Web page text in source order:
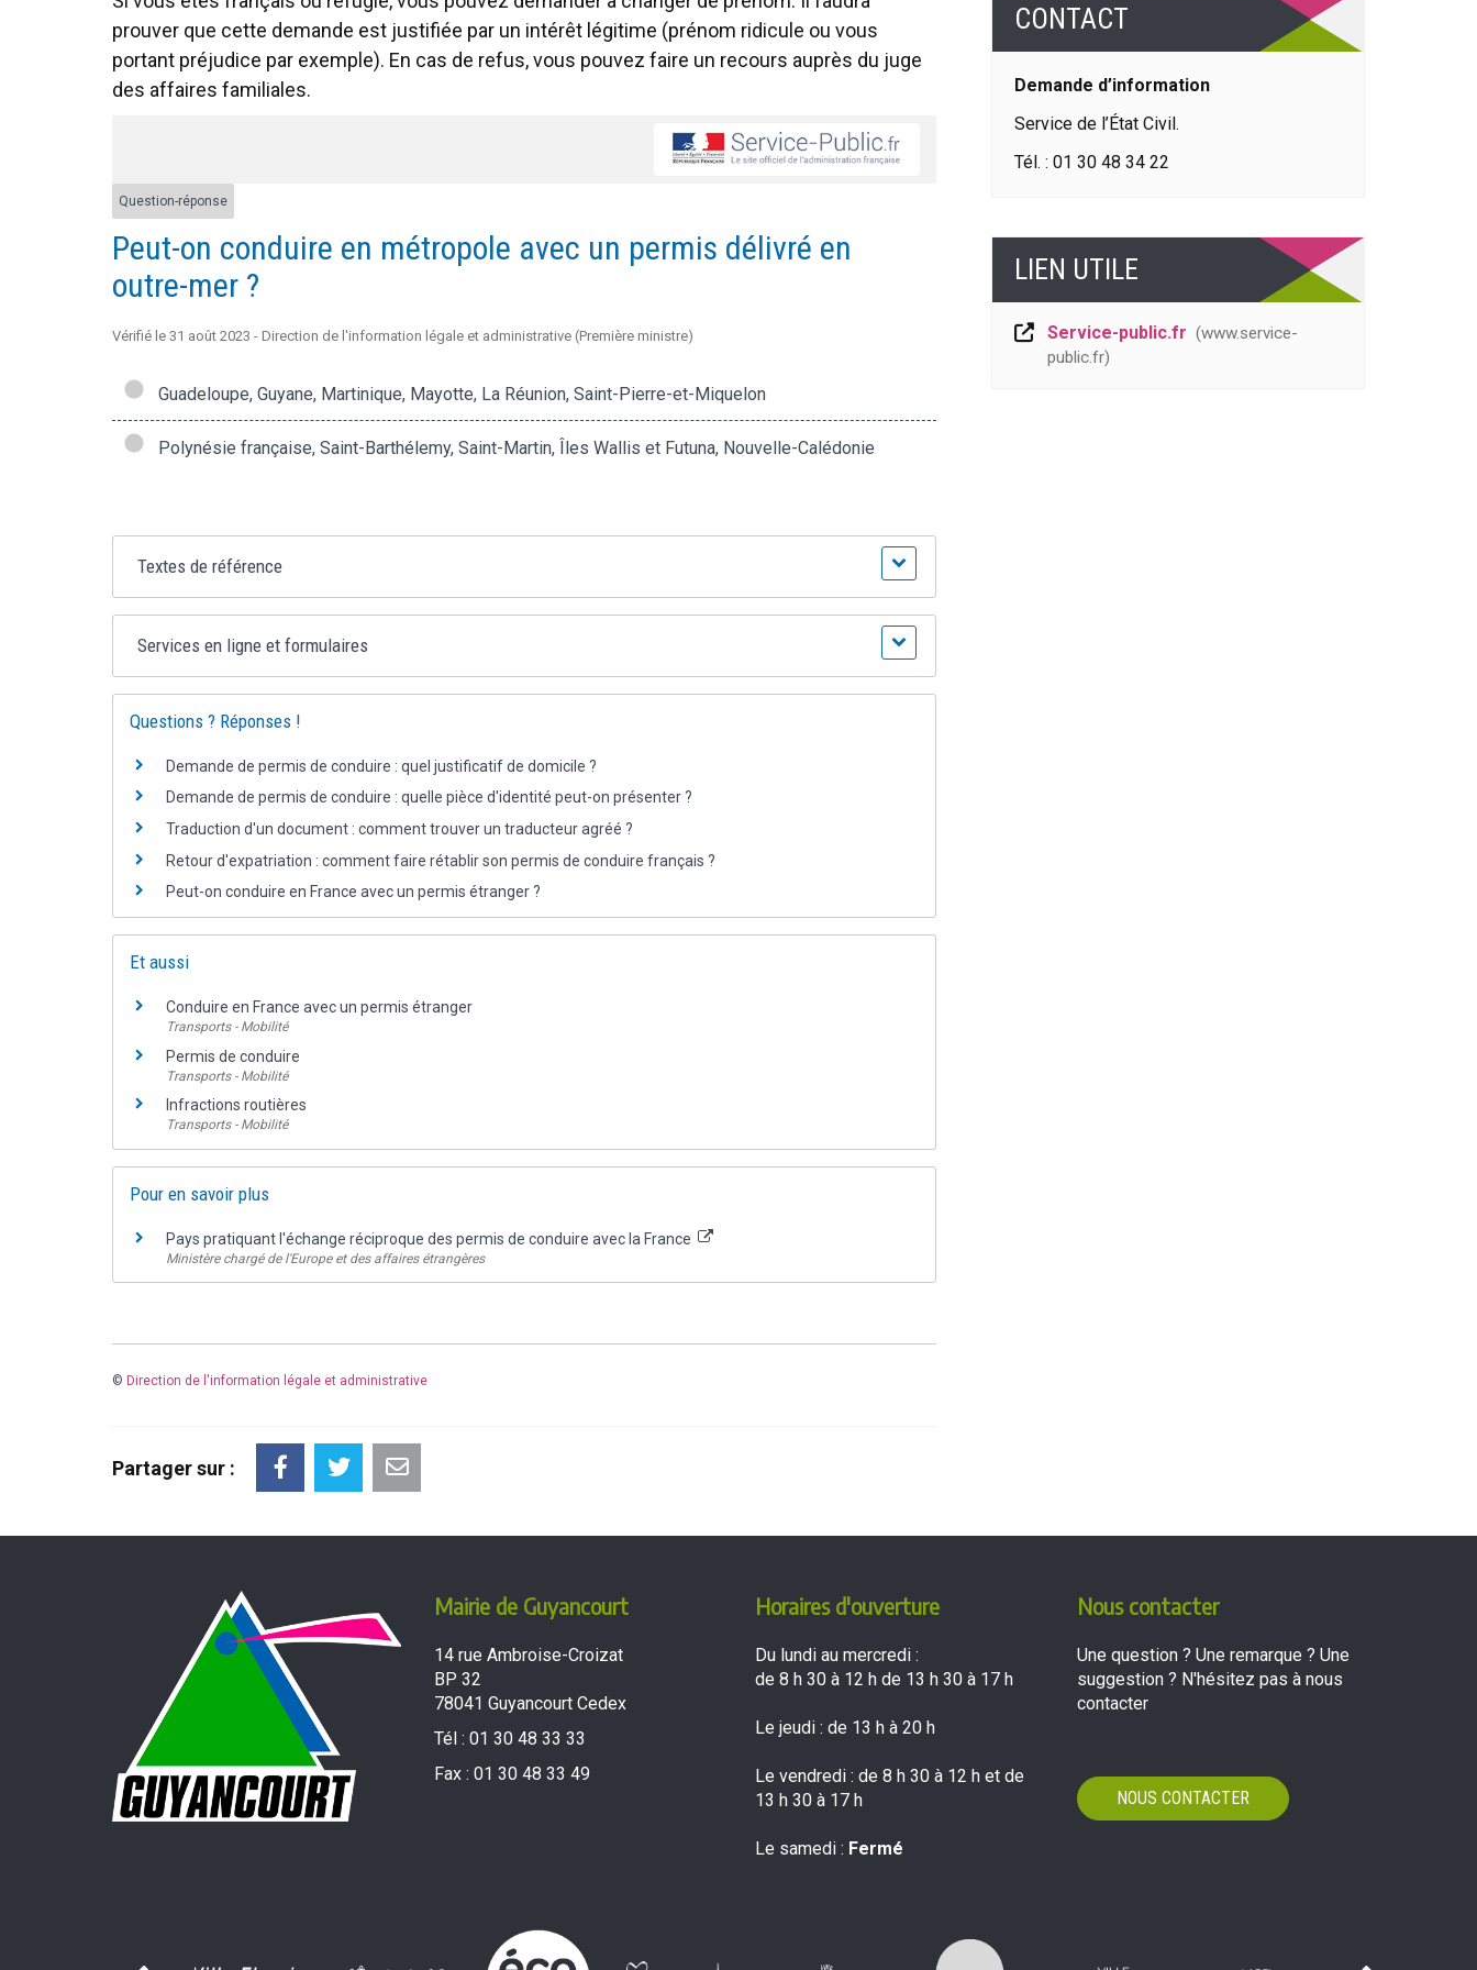
prouver que cette demande est justifiée par un intérêt légitime (prénom ridicule ou vous
portant préjudice par exemple). En cas de refus, vous pouvez faire un recours auprès du juge
des affaires familiales.
Question-réponse
Peut-on conduire en métropole avec un permis délivré en
outre-mer ?
Vérifié le 31 août 2023 - Direction de l'information légale et administrative (Première ministre)
Guadeloupe, Guyane, Martinique, Mayotte, La Réunion, Saint-Pierre-et-Miquelon
Polynésie française, Saint-Barthélemy, Saint-Martin, Îles Wallis et Futuna, Nouvelle-Calédonie
Textes de référence
Services en ligne et formulaires
Questions ? Réponses !
Demande de permis de conduire : quel justificatif de domicile ?
Demande de permis de conduire : quelle pièce d'identité peut-on présenter ?
Traduction d'un document : comment trouver un traducteur agréé ?
Retour d'expatriation : comment faire rétablir son permis de conduire français ?
Peut-on conduire en France avec un permis étranger ?
Et aussi
Conduire en France avec un permis étranger
Transports - Mobilité
Permis de conduire
Transports - Mobilité
Infractions routières
Transports - Mobilité
Pour en savoir plus
Pays pratiquant l'échange réciproque des permis de conduire avec la France
Ministère chargé de l'Europe et des affaires étrangères
© Direction de l'information légale et administrative
CONTACT
Demande d’information
Service de l’État Civil.
Tél. : 01 30 48 34 22
LIEN UTILE
Service-public.fr
www.service-
public.fr
Partager sur :
Mairie de Guyancourt
14 rue Ambroise-Croizat
BP 32
78041 Guyancourt Cedex
Tél : 01 30 48 33 33
Fax : 01 30 48 33 49
Horaires d'ouverture
Du lundi au mercredi :
de 8 h 30 à 12 h de 13 h 30 à 17 h
Le jeudi : de 13 h à 20 h
Le vendredi : de 8 h 30 à 12 h et de
13 h 30 à 17 h
Le samedi : Fermé
Nous contacter
Une question ? Une remarque ? Une
suggestion ? N'hésitez pas à nous
contacter
NOUS CONTACTER